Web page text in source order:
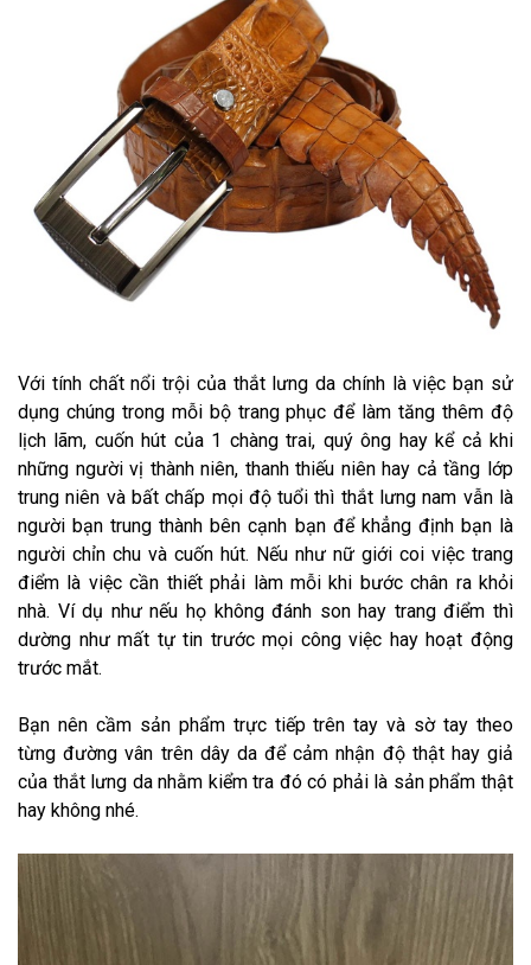
Với tính chất nổi trội của thắt lưng da chính là việc bạn sử
dụng chúng trong mỗi bộ trang phục để làm tăng thêm độ
lịch lãm, cuốn hút của 1 chàng trai, quý ông hay kể cả khi
những người vị thành niên, thanh thiếu niên hay cả tầng lớp
trung niên và bất chấp mọi độ tuổi thì thắt lưng nam vẫn là
người bạn trung thành bên cạnh bạn để khẳng định bạn là
người chỉn chu và cuốn hút. Nếu như nữ giới coi việc trang
điểm là việc cần thiết phải làm mỗi khi bước chân ra khỏi
nhà. Ví dụ như nếu họ không đánh son hay trang điểm thì
dường như mất tự tin trước mọi công việc hay hoạt động
trước mắt.
Bạn nên cầm sản phẩm trực tiếp trên tay và sờ tay theo
từng đường vân trên dây da để cảm nhận độ thật hay giả
của thắt lưng da nhằm kiểm tra đó có phải là sản phẩm thật
hay không nhé.